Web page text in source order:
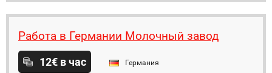
Работа в Германии Молочный завод
12€ в час Германия